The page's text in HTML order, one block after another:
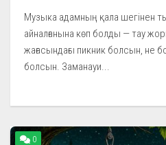
Музыка адамның қала шегінен
айналғанына көп болды — тау
жағасындағы пикник болсын, не
болсын. Заманауи...
0